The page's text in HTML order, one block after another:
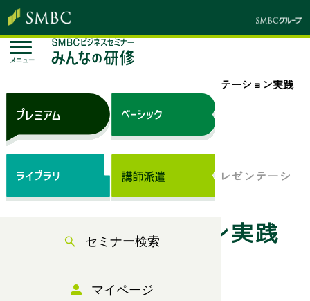
メニュー
セミナー検索
マイページ
プレゼンテーション実践
オンラインセミナー
商談、会社説明会、企画会議等でのプレゼンテーシ
ョンに自信が持てるようになる
プレゼンテーション実践